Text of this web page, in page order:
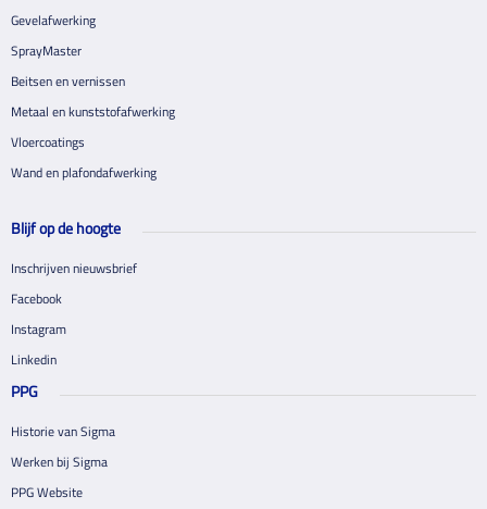
Gevelafwerking
SprayMaster
Beitsen en vernissen
Metaal en kunststofafwerking
Vloercoatings
Wand en plafondafwerking
Blijf op de hoogte
Inschrijven nieuwsbrief
Facebook
Instagram
Linkedin
PPG
Historie van Sigma
Werken bij Sigma
PPG Website